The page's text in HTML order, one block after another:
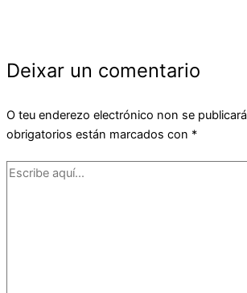
Deixar un comentario
O teu enderezo electrónico non se publicará
obrigatorios están marcados con *
Escribe